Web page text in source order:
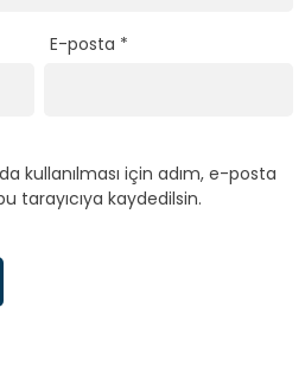
E-posta *
kullanılması için adım, e-posta
tarayıcıya kaydedilsin.